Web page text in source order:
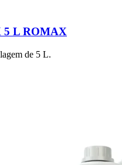
L ROMAX
de 5 L.